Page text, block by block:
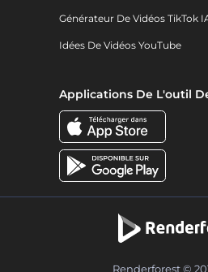
Générateur De Vidéos TikTok
Idées De Vidéos YouTube
Applications De L'outil
Renderforest ©